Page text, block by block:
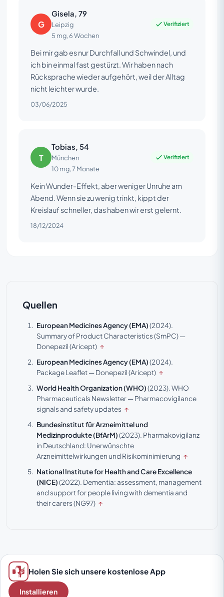
G
Gisela, 79
Leipzig
5 mg, 6 Wochen
Verifiziert
Bei mir gab es nur Durchfall und Schwindel, und
ich bin einmal fast gestürzt. Wir haben nach
Rücksprache wieder aufgehört, weil der Alltag
nicht leichter wurde.
03/06/2025
T
Tobias, 54
München
10 mg, 7 Monate
Verifiziert
Kein Wunder-Effekt, aber weniger Unruhe am
Abend. Wenn sie zu wenig trinkt, kippt der
Kreislauf schneller, das haben wir erst gelernt.
18/12/2024
Quellen
European Medicines Agency (EMA)(2024).
Summary of Product Characteristics (SmPC) —
Donepezil (Aricept) ↑
European Medicines Agency (EMA)(2024).
Package Leaflet — Donepezil (Aricept) ↑
World Health Organization (WHO)(2023).WHO
Pharmaceuticals Newsletter — Pharmacovigilance
signals and safety updates ↑
Bundesinstitut für Arzneimittel und
Medizinprodukte (BfArM)(2023). Pharmakovigilanz
in Deutschland: Unerwünschte
Arzneimittelwirkungen und Risikominimierung ↑
National Institute for Health and Care Excellence
(NICE)(2022). Dementia: assessment, management
and support for people living with dementia and
their carers (NG97) ↑
Holen Sie sich unsere kostenlose App
Installieren